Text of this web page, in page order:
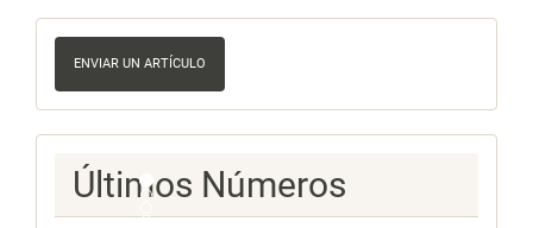
Enviar
un
artículo
ENVIAR UN ARTÍCULO
Ultimos
Numeros
Últimos Números